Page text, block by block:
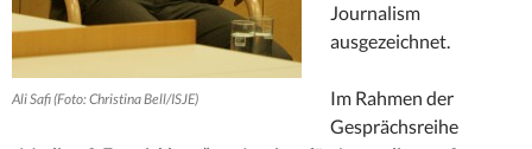
Ali Safi (Foto: Christina Bell/ISJE)
Journalism
ausgezeichnet.
Im Rahmen der
Gesprächsreihe